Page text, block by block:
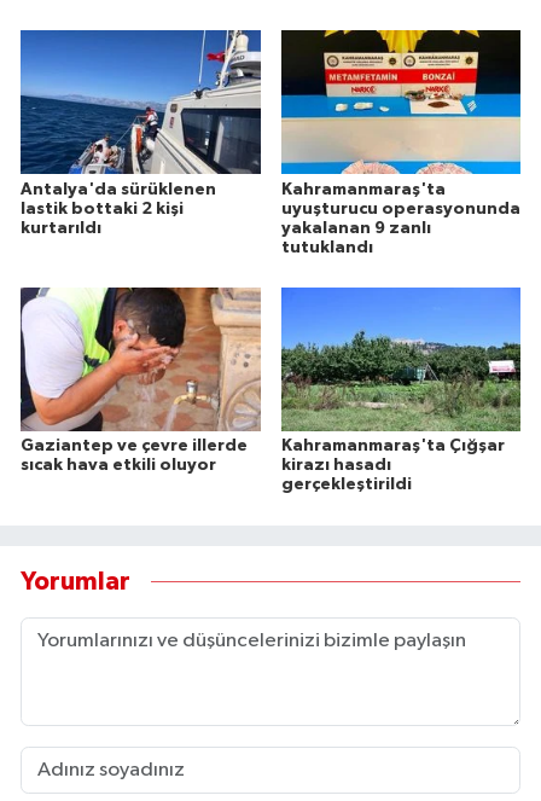
Antalya'da sürüklenen
lastik bottaki 2 kişi
kurtarıldı
Kahramanmaraş'ta
uyuşturucu operasyonunda
yakalanan 9 zanlı
tutuklandı
Gaziantep ve çevre illerde
sıcak hava etkili oluyor
Kahramanmaraş'ta Çığşar
kirazı hasadı
gerçekleştirildi
Yorumlar